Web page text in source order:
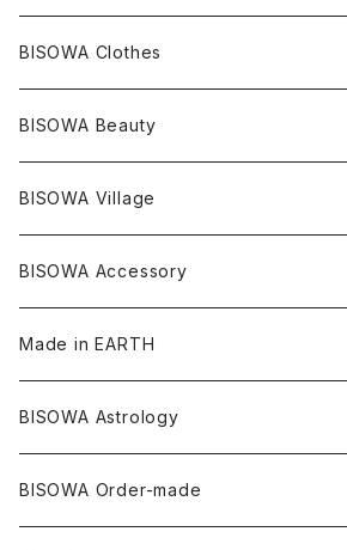
ツインソウル
メタモルフォーゼス
デュモルチェライト
タンザナイト
ブラジル
中国
アメリカ
Others
宇佐美聖子
Others
リング
サンキャッチャー
ヘアアクセサリー
イヤリング
キーホルダー
オーガニックコットン
ヘンプ
オーガニックコットン
T-SHIRT
オーガニックコットン
ヘンプコットン
leggings
ヘンプ
オーガニックコットン
Others
ヘンプ
オーガニックコットン
Underwear
Music
宇佐美聖子
Niceness Music
浄化アイテム
Cosmic Hemp 麻炭
セージ
オラクルカード
キャンドル
HAZE 和蝋燭
縁キャンドル
陶器
大蝶恵美子
Tomoko Uemura Art 麻炭陶器
Cosmic hemp
YUGEN GLASS
BISOWA Clothes
麻
絹
Others
オーガニックコットン
バンブー
オーガニックフリース
BISOWA Beauty
ヘンプオイル
BISOWA Village
Bisowa Club Room
BISOWA Accessory
ヘアゴム
宇佐美聖子
Made in EARTH
Misakubo Japan
碧-AOI-の松葉天然酵母パン
Uwajima Japan
BISOWA Astrology
BISOWA Order-made